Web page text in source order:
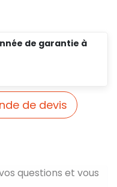
de garantie à
de devis
questions et vous